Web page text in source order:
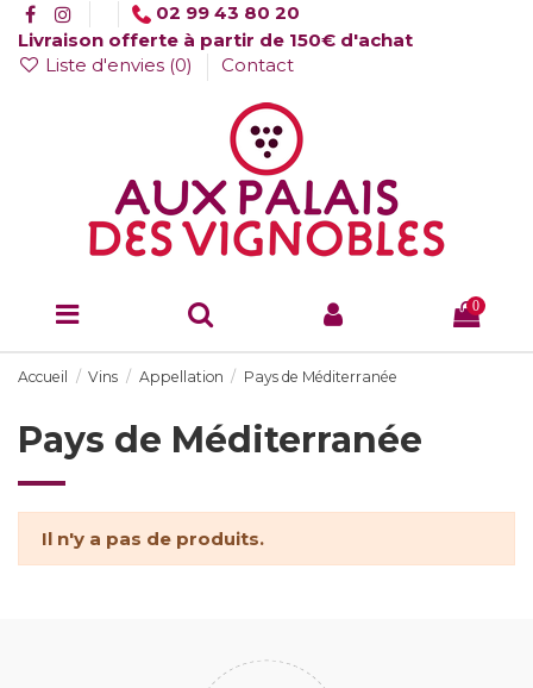
02 99 43 80 20
Livraison offerte à partir de 150€ d'achat
Liste d'envies (0) Contact
0
Accueil Vins Appellation Pays de Méditerranée
Pays de Méditerranée
Il n'y a pas de produits.